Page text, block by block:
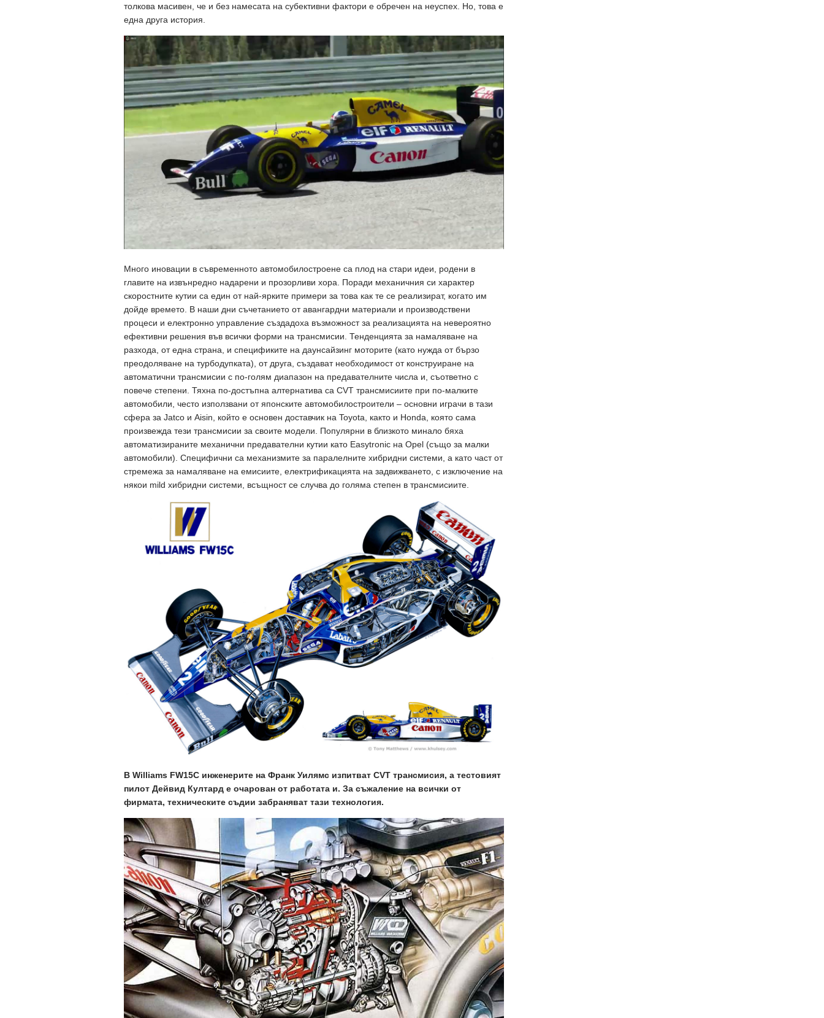
толкова масивен, че и без намесата на субективни фактори е обречен на неуспех. Но, това е
една друга история.
Много иновации в съвременното автомобилостроене са плод на стари идеи, родени в
главите на извънредно надарени и прозорливи хора. Поради механичния си характер
скоростните кутии са един от най-ярките примери за това как те се реализират, когато им
дойде времето. В наши дни съчетанието от авангардни материали и производствени
процеси и електронно управление създадоха възможност за реализацията на невероятно
ефективни решения във всички форми на трансмисии. Тенденцията за намаляване на
разхода, от една страна, и спецификите на даунсайзинг моторите (като нужда от бързо
преодоляване на турбодупката), от друга, създават необходимост от конструиране на
автоматични трансмисии с по-голям диапазон на предавателните числа и, съответно с
повече степени. Тяхна по-достъпна алтернатива са CVT трансмисиите при по-малките
автомобили, често използвани от японските автомобилостроители – основни играчи в тази
сфера за Jatco и Aisin, който е основен доставчик на Toyota, както и Honda, която сама
произвежда тези трансмисии за своите модели. Популярни в близкото минало бяха
автоматизираните механични предавателни кутии като Easytrоnic на Opel (също за малки
автомобили). Специфични са механизмите за паралелните хибридни системи, а като част от
стремежа за намаляване на емисиите, електрификацията на задвижването, с изключение на
някои mild хибридни системи, всъщност се случва до голяма степен в трансмисиите.
В Williams FW15C инженерите на Франк Уилямс изпитват CVT трансмисия, а тестовият
пилот Дейвид Култард е очарован от работата и. За съжаление на всички от
фирмата, техническите съдии забраняват тази технология.